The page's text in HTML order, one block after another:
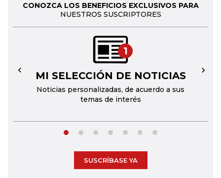
CONOZCA LOS BENEFICIOS EXCLUSIVOS PARA
NUESTROS SUSCRIPTORES
1
MI SELECCIÓN DE NOTICIAS
Noticias personalizadas, de acuerdo a sus
temas de interés
← →
SUSCRÍBASE YA